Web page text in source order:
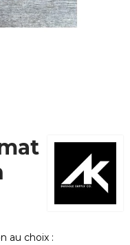
au choix :